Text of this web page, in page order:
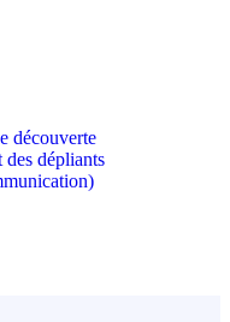
découverte
des dépliants